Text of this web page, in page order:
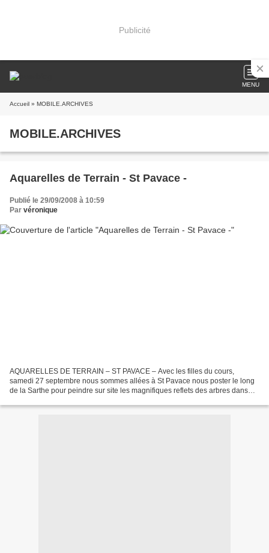
Publicité
MENU
Accueil » MOBILE.ARCHIVES
MOBILE.ARCHIVES
Aquarelles de Terrain - St Pavace -
Publié le 29/09/2008 à 10:59
Par véronique
AQUARELLES DE TERRAIN – ST PAVACE – Avec les filles du cours,
samedi 27 septembre nous sommes allées à St Pavace nous poster le long
de la Sarthe pour peindre sur site les magnifiques reflets des arbres dans